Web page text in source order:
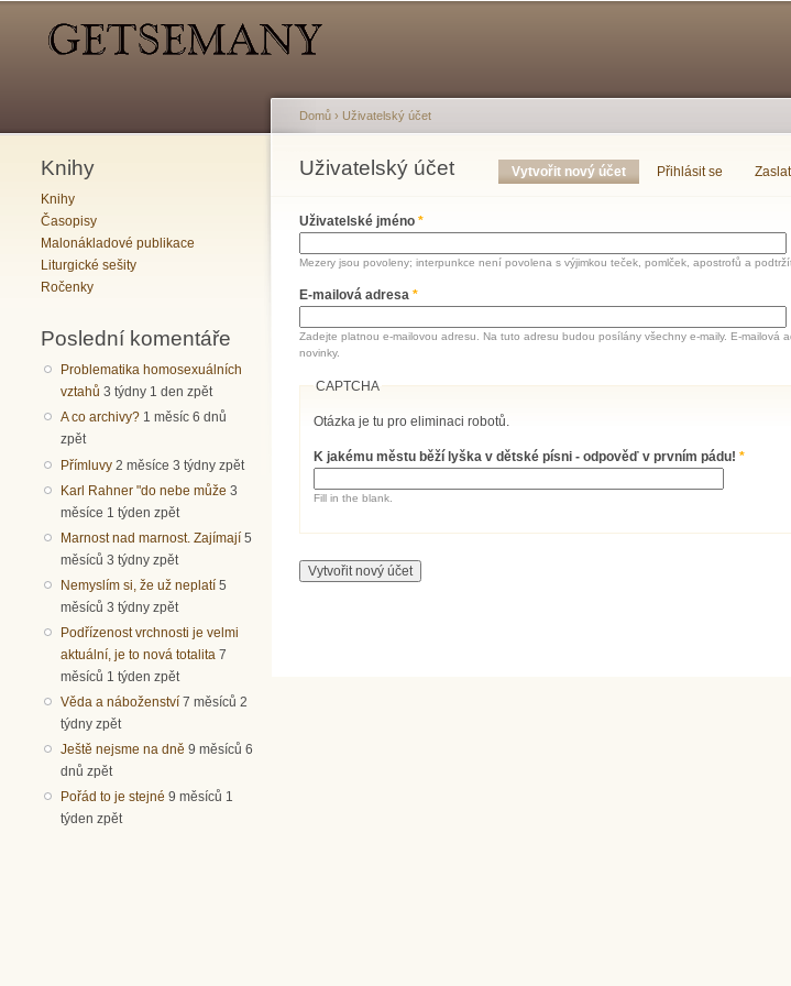
Knihy
Knihy
Časopisy
Malonákladové publikace
Liturgické sešity
Ročenky
Poslední komentáře
Problematika homosexuálních
vztahů 3 týdny 1 den zpět
A co archivy? 1 měsíc 6 dnů
zpět
Přímluvy 2 měsíce 3 týdny zpět
Karl Rahner "do nebe může 3
měsíce 1 týden zpět
Marnost nad marnost. Zajímají 5
měsíců 3 týdny zpět
Nemyslím si, že už neplatí 5
měsíců 3 týdny zpět
Podřízenost vrchnosti je velmi
aktuální, je to nová totalita 7
měsíců 1 týden zpět
Věda a náboženství 7 měsíců 2
týdny zpět
Ještě nejsme na dně 9 měsíců 6
dnů zpět
Pořád to je stejné 9 měsíců 1
týden zpět
Jste zde
Domů › Uživatelský účet
Uživatelský účet
Hlavní záložky Vytvořit nový účet (aktivní záložka)
Přihlásit se
Uživatelské jméno *
Mezery jsou povoleny; interpunkce není povolena s výjimkou teček, pomlček, apostrofů a
E-mailová adresa *
Zadejte platnou e-mailovou adresu. Na tuto adresu budou posílány všechny e-maily. E-
novinky.
CAPTCHA
Otázka je tu pro eliminaci robotů.
K jakému městu běží lyška v dětské písni - odpověď v prvním pádu!*
Fill in the blank.